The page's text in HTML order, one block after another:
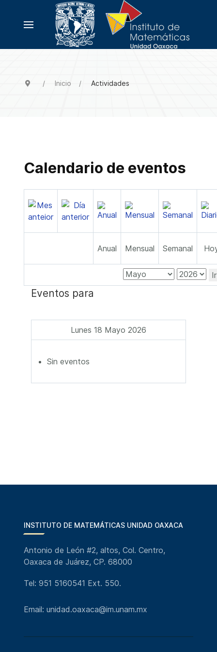
Inicio Actividades
Calendario de eventos
Anual Mensual Semanal
Eventos para
Lunes 18 Mayo 2026
Sin eventos
INSTITUTO DE MATEMÁTICAS UNIDAD OAXACA
Antonio de León #2, altos, Col. Centro,
Oaxaca de Juárez, CP. 68000
Tel: 951 5160541 Ext. 550.
Email: unidad.oaxaca@im.unam.mx